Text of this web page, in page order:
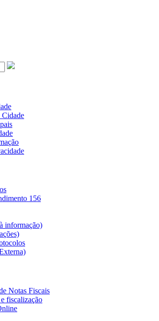
Cidade
156
informação)
Notas Fiscais
fiscalização